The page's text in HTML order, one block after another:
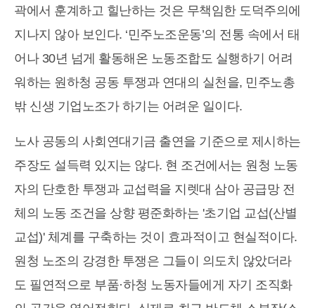
곽에서 훈계하고 힐난하는 것은 무책임한 도덕주의에
지나지 않아 보인다. ‘민주노조운동’의 전통 속에서 태
어나 30년 넘게 활동해온 노동조합도 실행하기 어려
워하는 원하청 공동 투쟁과 연대의 실천을, 민주노총
밖 신생 기업노조가 하기는 어려운 일이다.
노사 공동의 사회연대기금 출연을 기준으로 제시하는
주장도 설득력 있지는 않다. 현 조건에서는 원청 노동
자의 단호한 투쟁과 교섭력을 지렛대 삼아 공급망 전
체의 노동 조건을 상향 평준화하는 '초기업 교섭(산별
교섭)' 체계를 구축하는 것이 효과적이고 현실적이다.
원청 노조의 강경한 투쟁은 그들이 의도치 않았더라
도 필연적으로 부품·하청 노동자들에게 자기 조직화